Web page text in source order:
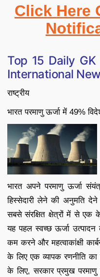
Click Here
Top 15 Daily
International
राष्ट्रीय
भारत परमाणु ऊर्जा में 49%
भारत अपने परमाणु ऊर्जा
हिस्सेदारी लेने की अनुमति
सबसे संरक्षित क्षेत्रों में से एक के
यह पहल स्वच्छ ऊर्जा उत्पादन
कम करने और महत्वाकांक्षी
के लिए एक व्यापक रणनीति
के लिए, सरकार प्रमुख